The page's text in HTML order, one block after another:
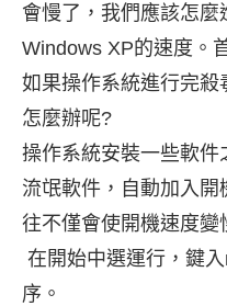
會慢了，我們應該怎麼
Windows XP的速度。
如果操作系統進行完殺
怎麼辦呢?
操作系統安裝一些軟
流氓軟件，自動加入
往不僅會使開機速度變
在開始中選運行，鍵
序。